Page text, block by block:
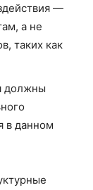
—
а не
таких как
должны
в данном